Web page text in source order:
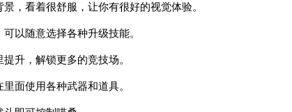
，看着很舒服，让你有很好的视觉体验。
以随意选择各种升级技能。
升，解锁更多的竞技场。
面使用各种武器和道具。